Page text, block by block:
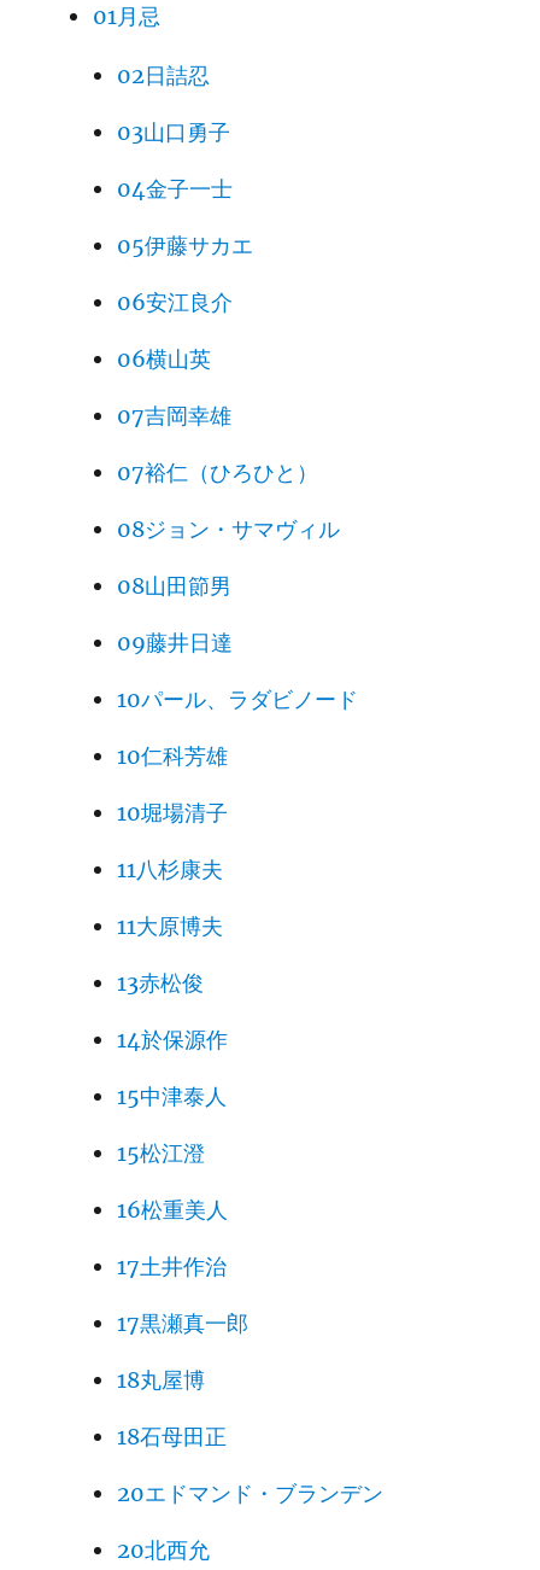
01月忌
02日詰忍
03山口勇子
04金子一士
05伊藤サカエ
06安江良介
06横山英
07吉岡幸雄
07裕仁（ひろひと）
08ジョン・サマヴィル
08山田節男
09藤井日達
10パール、ラダビノード
10仁科芳雄
10堀場清子
11八杉康夫
11大原博夫
13赤松俊
14於保源作
15中津泰人
15松江澄
16松重美人
17土井作治
17黒瀬真一郎
18丸屋博
18石母田正
20エドマンド・ブランデン
20北西允